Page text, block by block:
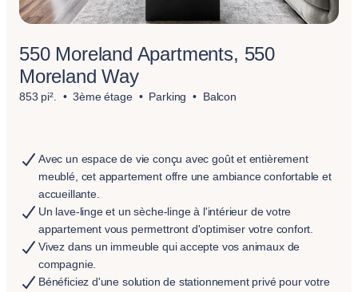
550 Moreland Apartments, 550
Moreland Way
853 pi². 3ème étage Parking Balcon
Avec un espace de vie conçu avec goût et entièrement
meublé, cet appartement offre une ambiance confortable et
accueillante.
Un lave-linge et un sèche-linge à l'intérieur de votre
appartement vous permettront d'optimiser votre confort.
Vivez dans un immeuble qui accepte vos animaux de
compagnie.
Bénéficiez d'une solution de stationnement privé pour votre